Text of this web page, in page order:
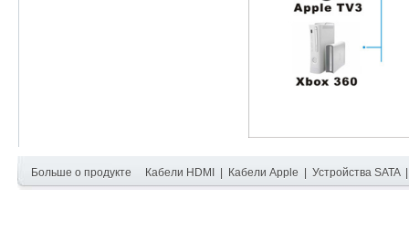
Больше о продукте Кабели HDMI Кабели Apple Устройства SATA